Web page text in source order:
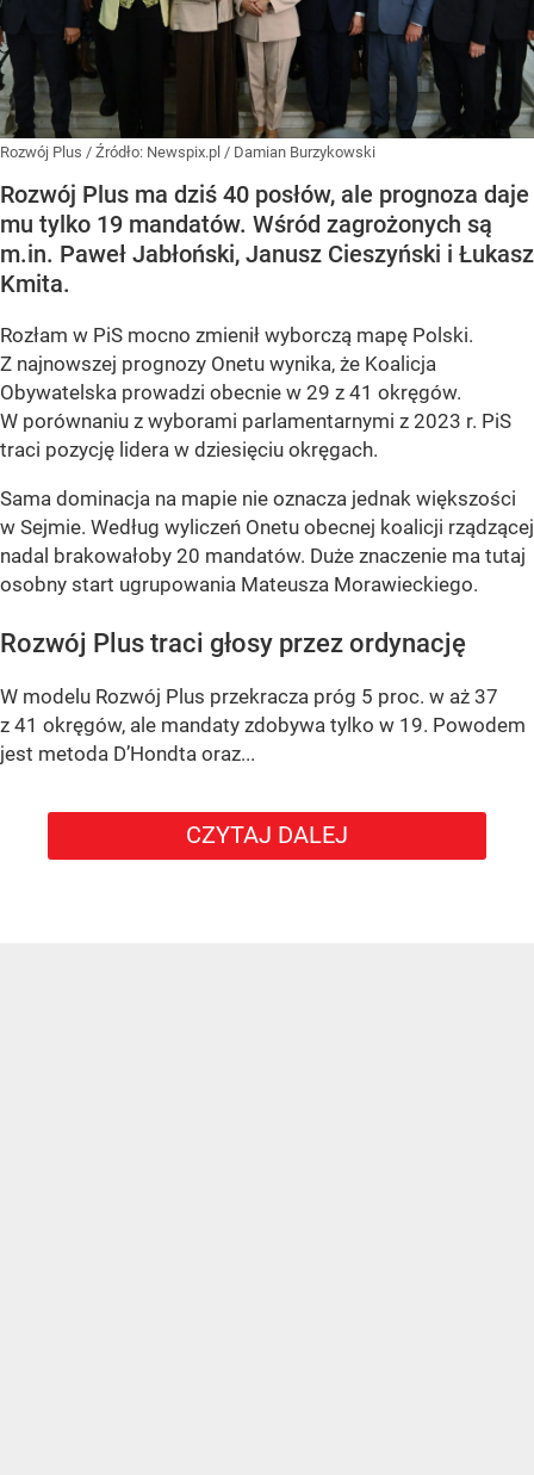
Rozwój Plus / Źródło: Newspix.pl / Damian Burzykowski
Rozwój Plus ma dziś 40 posłów, ale prognoza daje
mu tylko 19 mandatów. Wśród zagrożonych są
m.in. Paweł Jabłoński, Janusz Cieszyński i Łukasz
Kmita.
Rozłam w PiS mocno zmienił wyborczą mapę Polski.
Z najnowszej prognozy Onetu wynika, że Koalicja
Obywatelska prowadzi obecnie w 29 z 41 okręgów.
W porównaniu z wyborami parlamentarnymi z 2023 r. PiS
traci pozycję lidera w dziesięciu okręgach.
Sama dominacja na mapie nie oznacza jednak większości
w Sejmie. Według wyliczeń Onetu obecnej koalicji rządzącej
nadal brakowałoby 20 mandatów. Duże znaczenie ma tutaj
osobny start ugrupowania Mateusza Morawieckiego.
Rozwój Plus traci głosy przez ordynację
W modelu Rozwój Plus przekracza próg 5 proc. w aż 37
z 41 okręgów, ale mandaty zdobywa tylko w 19. Powodem
jest metoda D’Hondta oraz...
CZYTAJ DALEJ